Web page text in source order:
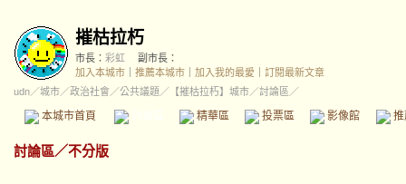
摧枯拉朽
市長： 彩虹
副市長：
加入本城市
推薦本城市 加入我的最愛
訂閱最新文章
udn／城市／政治社會 ／公共議題 ／ 【摧枯拉朽】城市／討論區／
本城市首頁 精華區 投票區 影像館
討論區／不分版